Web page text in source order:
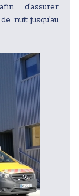
d’assurer
nuit jusqu’au